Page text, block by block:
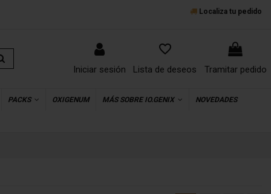
Localiza tu pedido
Iniciar sesión
favorite_border
Lista de deseos Tramitar pedido
PACKS OXIGENUM MÁS SOBRE IO.GENIX NOVEDADES